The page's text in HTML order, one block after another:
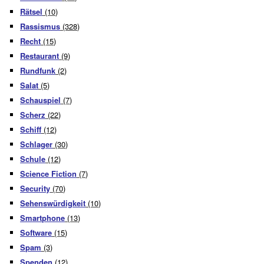
Rätsel (10)
Rassismus (328)
Recht (15)
Restaurant (9)
Rundfunk (2)
Salat (5)
Schauspiel (7)
Scherz (22)
Schiff (12)
Schlager (30)
Schule (12)
Science Fiction (7)
Security (70)
Sehenswürdigkeit (10)
Smartphone (13)
Software (15)
Spam (3)